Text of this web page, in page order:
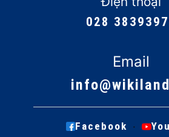
028
Email
Facebook ·